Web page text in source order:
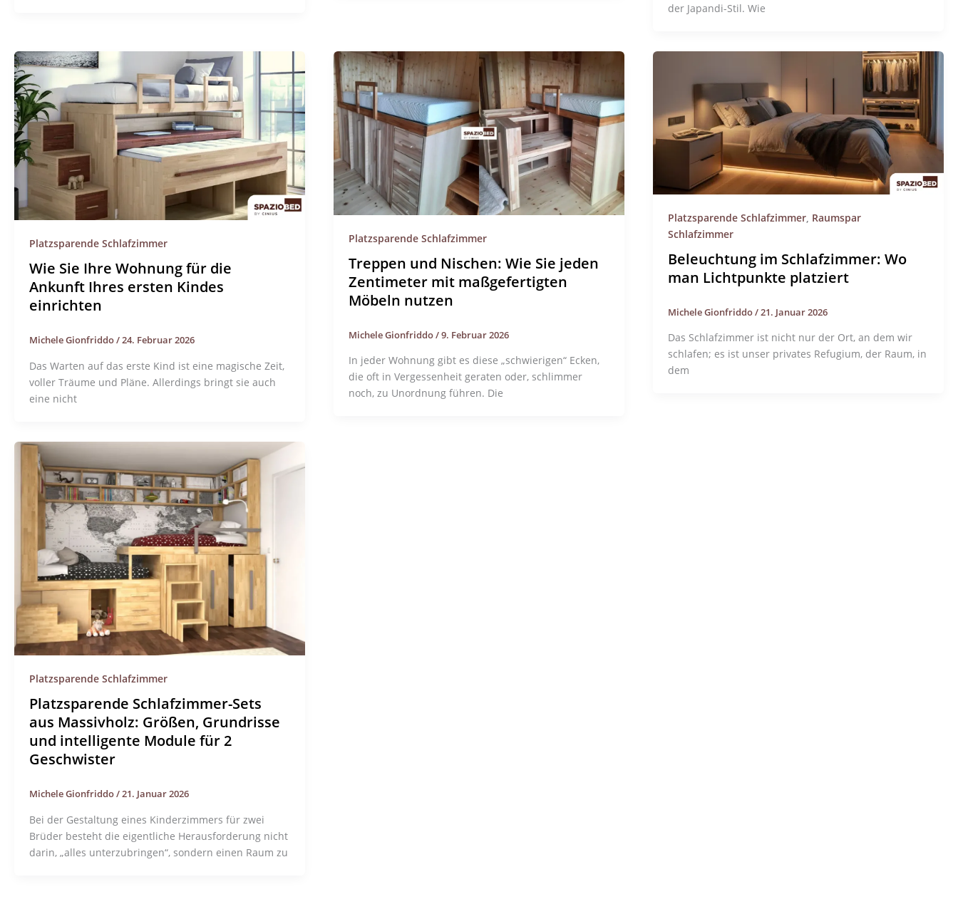
der Japandi-Stil. Wie
Platzsparende Schlafzimmer
Wie Sie Ihre Wohnung für die
Ankunft Ihres ersten Kindes
einrichten
Michele Gionfriddo/24. Februar 2026
Das Warten auf das erste Kind ist eine magische Zeit,
voller Träume und Pläne. Allerdings bringt sie auch
eine nicht
Platzsparende Schlafzimmer
Treppen und Nischen: Wie Sie jeden
Zentimeter mit maßgefertigten
Möbeln nutzen
Michele Gionfriddo/9. Februar 2026
In jeder Wohnung gibt es diese „schwierigen“ Ecken,
die oft in Vergessenheit geraten oder, schlimmer
noch, zu Unordnung führen. Die
Platzsparende Schlafzimmer, Raumspar
Schlafzimmer
Beleuchtung im Schlafzimmer: Wo
man Lichtpunkte platziert
Michele Gionfriddo/21. Januar 2026
Das Schlafzimmer ist nicht nur der Ort, an dem wir
schlafen; es ist unser privates Refugium, der Raum, in
dem
Platzsparende Schlafzimmer
Platzsparende Schlafzimmer-Sets
aus Massivholz: Größen, Grundrisse
und intelligente Module für 2
Geschwister
Michele Gionfriddo/21. Januar 2026
Bei der Gestaltung eines Kinderzimmers für zwei
Brüder besteht die eigentliche Herausforderung nicht
darin, „alles unterzubringen“, sondern einen Raum zu